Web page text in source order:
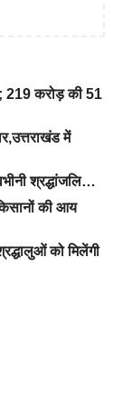
219 करोड़ की 51
में
श्रद्धांजलि…
की आय
को मिलेंगी